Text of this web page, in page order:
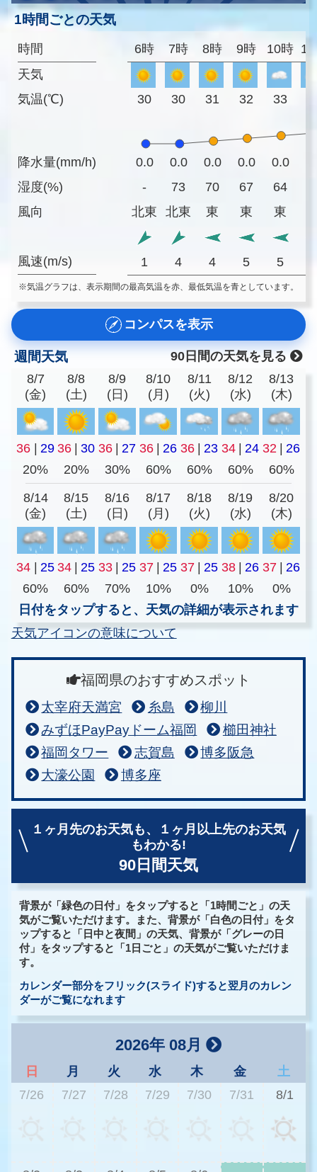
1時間ごとの天気
時間
天気
気温(℃)
降水量(mm/h)
湿度(%)
風向
風速(m/s)
6時 7時 8時 9時 10時
30 30 31 32 33
0.0 0.0 0.0 0.0 0.0
-
73 70 67 64
北東
北東 東 東 東
1 4 4 5 5
※気温グラフは、表示期間の最高気温を赤、最低気温を青としています。
コンパスを表示
週間天気
90日間の天気を見る
8/7
(金)
8/8
(土)
8/9
(日)
8/10
(月)
8/11
(火)
8/12
(水)
8/13
(木)
36 | 29 36 | 30 36 | 27 36 | 26 36 | 23 34 | 24 32 | 26
20%
20% 30% 60% 60% 60% 60%
8/14
(金)
8/15
(土)
8/16
(日)
8/17
(月)
8/18
(火)
8/19
(水)
8/20
(木)
34 | 25 34 | 25 33 | 25 37 | 25 37 | 25 38 | 26 37 | 26
60%
60% 70% 10% 0% 10%
0%
日付をタップすると、天気の詳細が表示されます
天気アイコンの意味について
福岡県のおすすめスポット
太宰府天満宮 糸島
柳川
みずほPayPayドーム福岡
櫛田神社
福岡タワー
志賀島
博多阪急
大濠公園
博多座
１ヶ月先のお天気も、
１ヶ月以上先のお天気
もわかる!
90日間天気
背景が「緑色の日付」をタップすると「1時間ごと」の天
気がご覧いただけます。また、背景が「白色の日付」をタ
ップすると「日中と夜間」の天気、背景が「グレーの日
付」をタップすると「1日ごと」の天気がご覧いただけま
す。
カレンダー部分をフリック(スライド)すると翌月のカレン
ダーがご覧になれます
2026年 08月
日 月 火 水 木 金
土
7/26
7/27 7/28 7/29 7/30 7/31 8/1